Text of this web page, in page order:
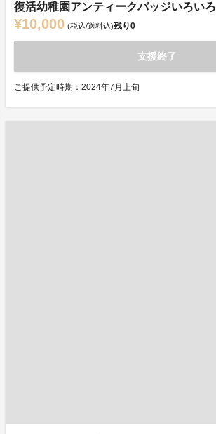
復活幼稚園アンティークバッジいろいろ
¥10,000 (税込/送料込)残り0
支援終了
ご提供予定時期：2024年7月上旬